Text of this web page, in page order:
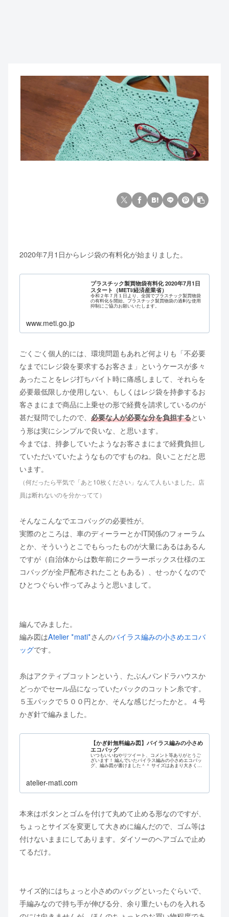
2020年7月1日からレジ袋の有料化が始まりました。
プラスチック製買物袋有料化 2020年7月1日
スタート（METI/経済産業省）
令和２年７月１日より、全国でプラスチック製買物袋
の有料化を開始。プラスチック製買物袋の過剰な使用
抑制にご協力お願いいたします。
www.meti.go.jp
ごくごく個人的には、環境問題もあれど何よりも「不必要
なまでにレジ袋を要求するお客さま」というケースが多々
あったことをレジ打ちバイト時に痛感しまして、それらを
必要最低限しか使用しない、もしくはレジ袋を持参するお
客さまにまで商品に上乗せの形で経費を請求しているのが
甚だ疑問でしたので、 必要な人が必要な分を負担するとい
う形は実にシンプルで良いな、と思います。
今までは、持参していたようなお客さまにまで経費負担し
ていただいていたようなものですものね。良いことだと思
います。
（何だったら平気で「あと10枚ください」なんて人もいました。店
員は断れないのを分かってて）
そんなこんなでエコバッグの必要性が。
実際のところは、車のディーラーとかIT関係のフォーラム
とか、そういうとこでもらったものが大量にあるはあるん
ですが（自治体からは数年前にクーラーボックス仕様のエ
コバッグが全戸配布されたこともある）、せっかくなので
ひとつぐらい作ってみようと思いまして。
編んでみました。
編み図はAtelier *mati*さんのバイラス編みの小さめエコバ
ッグです。
糸はアクティブコットンという、たぶんパンドラハウスか
どっかでセール品になっていたパックのコットン糸です。
５玉パックで５００円とか、そんな感じだったかと。４号
かぎ針で編みました。
【かぎ針無料編み図】バイラス編みの小さめ
エコバッグ
いつもいいねやリツイート、コメント等ありがとうご
ざいます！ 編んでいたバイラス編みの小さめエコバッ
グ、編み図が書けました＾＾ サイズはあまり大きくな
atelier-mati.com
本来はボタンとゴムを付けて丸めて止める形なのですが、
ちょっとサイズを変更して大きめに編んだので、ゴム等は
付けないままにしてあります。ダイソーのヘアゴムで止め
てるだけ。
サイズ的にはちょっと小さめのバッグといったぐらいで、
手編みなので持ち手が伸びる分、余り重たいものを入れる